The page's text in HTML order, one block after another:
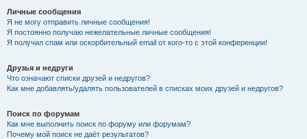
Личные сообщения
Я не могу отправить личные сообщения!
Я постоянно получаю нежелательные личные сообщения!
Я получил спам или оскорбительный email от кого-то с этой конференции!
Друзья и недруги
Что означают списки друзей и недругов?
Как мне добавлять/удалять пользователей в списках моих друзей и недругов?
Поиск по форумам
Как мне выполнить поиск по форуму или форумам?
Почему мой поиск не даёт результатов?